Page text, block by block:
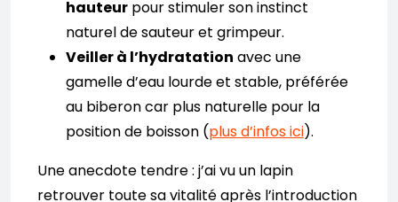
hauteur pour stimuler son instinct
naturel de sauteur et grimpeur.
Veiller à l’hydratation avec une
gamelle d’eau lourde et stable, préférée
au biberon car plus naturelle pour la
position de boisson (plus d’infos ici).
Une anecdote tendre : j’ai vu un lapin
retrouver toute sa vitalité après l’introduction